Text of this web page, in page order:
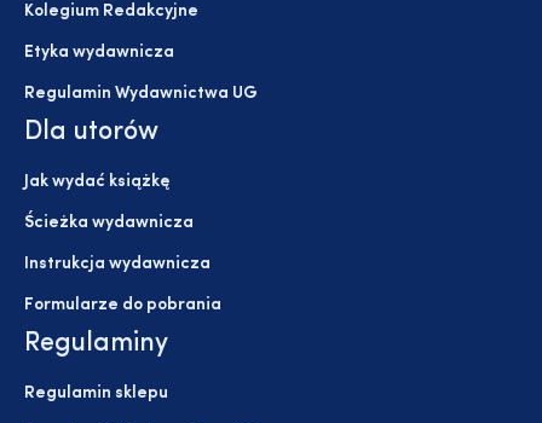
Kolegium Redakcyjne
Etyka wydawnicza
Regulamin Wydawnictwa UG
Dla utorów
Jak wydać książkę
Ścieżka wydawnicza
Instrukcja wydawnicza
Formularze do pobrania
Regulaminy
Regulamin sklepu